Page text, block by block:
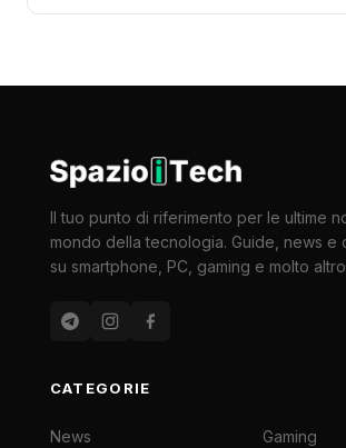
Il tuo punto di riferimento per le ultime
mondo della tecnologia. Guide, news e
su smartphone, PC, gaming e molto
CATEGORIE
News
Gaming